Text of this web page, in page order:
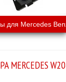
для Mercedes